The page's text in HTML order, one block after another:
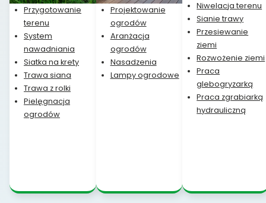
Przygotowanie
terenu
System
nawadniania
Siatka na krety
Trawa siana
Trawa z rolki
Pielęgnacja
ogrodów
Projektowanie
ogrodów
Aranżacja
ogrodów
Nasadzenia
Lampy ogrodowe
Niwelacja terenu
Sianie trawy
Przesiewanie
ziemi
Rozwożenie ziemi
Praca
glebogryzarką
Praca zgrabiarką
hydrauliczną